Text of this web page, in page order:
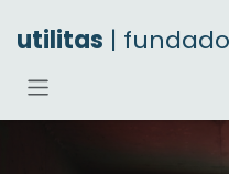
utilitas |